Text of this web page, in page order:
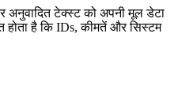
अनुवादित टेक्स्ट को अपनी मूल डेटा
है कि IDs, कीमतें और सिस्टम